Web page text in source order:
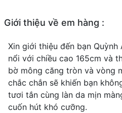
Giới thiệu về em hàng :
Xin giới thiệu đến bạn
nổi với chiều cao 165cm và
bờ mông căng tròn và vòng
chắc chắn sẽ khiến bạn
tươi tắn cùng làn da mịn
cuốn hút khó cưỡng.